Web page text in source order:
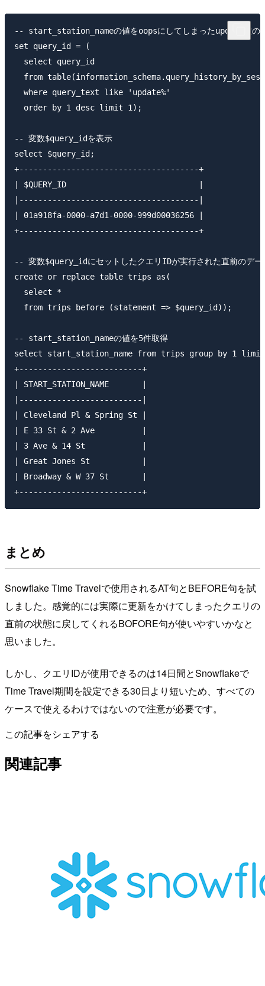
-- start_station_nameの値をoopsにしてしまったupdate文の
set query_id = (
  select query_id
from
  where query_text like 'update%'
  order by 1 desc limit 1);
-- 変数$query_idを表示
select $query_id;
| $QUERY_ID                            |
|--------------------------------------|
| 01a918fa-0000-a7d1-0000-999d00036256 |
+--------------------------------------+
-- 変数$query_idにセットしたクエリIDが実行された直前のデー
create or replace table trips as(
  select *
  from trips before (statement => $query_id));
-- start_station_nameの値を5件取得
select start_station_name from trips group by 1
| START_STATION_NAME       |
|--------------------------|
| Cleveland Pl & Spring St |
| E 33 St & 2 Ave          |
| 3 Ave & 14 St            |
| Great Jones St           |
| Broadway & W 37 St       |
まとめ
Snowflake Time Travelで使用されるAT句とBEFORE句を試
しました。感覚的には実際に更新をかけてしまったクエリの
直前の状態に戻してくれるBOFORE句が使いやすいかなと
思いました。
しかし、クエリIDが使用できるのは14日間とSnowflakeで
Time Travel期間を設定できる30日より短いため、すべての
ケースで使えるわけではないので注意が必要です。
この記事をシェアする
関連記事